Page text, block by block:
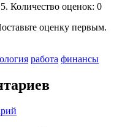
Количество оценок: 0
оценку первым.
работа финансы